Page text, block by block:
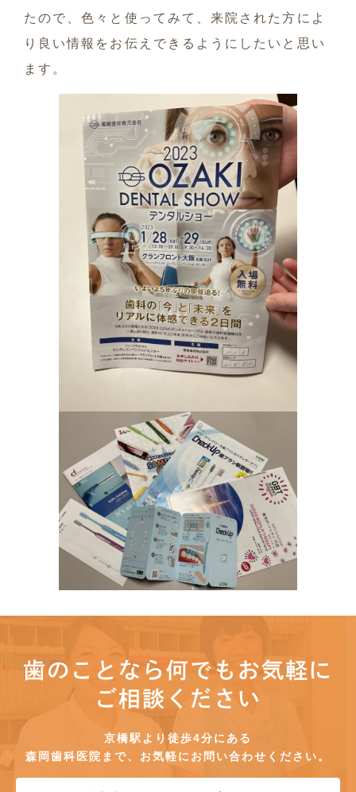
たので、色々と使ってみて、来院された方によ
り良い情報をお伝えできるようにしたいと思い
ます。
歯のことなら何でもお気軽に
ご相談ください
京橋駅より徒歩4分にある
森岡歯科医院まで、お気軽にお問い合わせください。